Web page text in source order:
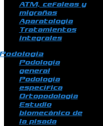
ATM, cefaleas y
migrañas
Aparatología
Tratamientos
integrales
Podología
general
Podología
específica
Ortopodología
Estudio
biomecánico de
la pisada